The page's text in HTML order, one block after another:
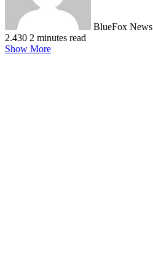
BlueFox News
2.430 2 minutes read
Show More